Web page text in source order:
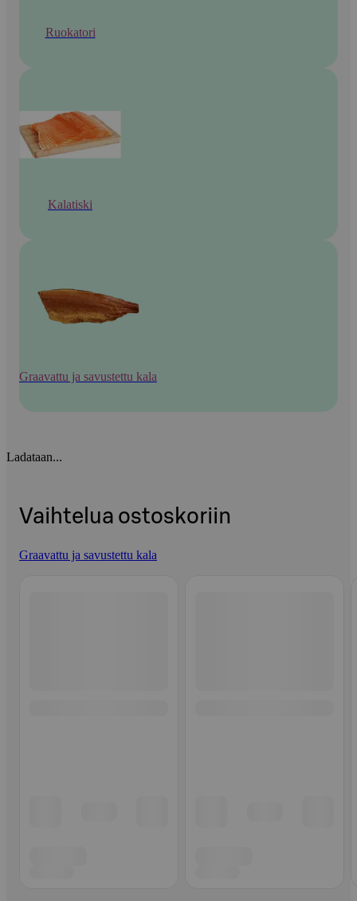
Ruokatori
Kalatiski
Graavattu ja savustettu kala
Ladataan...
Vaihtelua ostoskoriin
Graavattu ja savustettu kala